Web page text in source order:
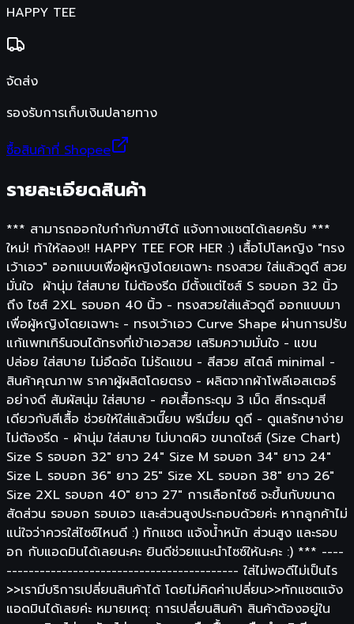
HAPPY TEE
จัดส่ง
รองรับการเก็บเงินปลายทาง
ซื้อสินค้าที่ Shopee
รายละเอียดสินค้า
*** สามารถออกใบกำกับภาษีได้ แจ้งทางแชตได้เลยครับ ***
ใหม่! ท้าให้ลอง!! HAPPY TEE FOR HER :) เสื้อโปโลหญิง "ทรง
เว้าเอว" ออกแบบเพื่อผู้หญิงโดยเฉพาะ ทรงสวย ใส่แล้วดูดี สวย
มั่นใจ ผ้านุ่ม ใส่สบาย ไม่ต้องรีด มีตั้งแต่ไซส์ S รอบอก 32 นิ้ว
ถึง ไซส์ 2XL รอบอก 40 นิ้ว - ทรงสวยใส่แล้วดูดี ออกแบบมา
เพื่อผู้หญิงโดยเฉพาะ - ทรงเว้าเอว Curve Shape ผ่านการปรับ
แก้แพทเทิร์นจนได้ทรงที่เข้าเอวสวย เสริมความมั่นใจ - แขน
ปล่อย ใส่สบาย ไม่อึดอัด ไม่รัดแขน - สีสวย สไตล์ minimal -
สินค้าคุณภาพ ราคาผู้ผลิตโดยตรง - ผลิตจากผ้าโพลีเอสเตอร์
อย่างดี สัมผัสนุ่ม ใส่สบาย - คอเสื้อกระดุม 3 เม็ด สีกระดุมสี
เดียวกับสีเสื้อ ช่วยให้ใส่แล้วเนี๊ยบ พรีเมี่ยม ดูดี - ดูแลรักษาง่าย
ไม่ต้องรีด - ผ้านุ่ม ใส่สบาย ไม่บาดผิว ขนาดไซส์ (Size Chart)
Size S รอบอก 32" ยาว 24" Size M รอบอก 34" ยาว 24"
Size L รอบอก 36" ยาว 25" Size XL รอบอก 38" ยาว 26"
Size 2XL รอบอก 40" ยาว 27" การเลือกไซซ์ จะขึ้นกับขนาด
สัดส่วน รอบอก รอบเอว และส่วนสูงประกอบด้วยค่ะ หากลูกค้าไม่
แน่ใจว่าควรใส่ไซซ์ไหนดี :) ทักแชต แจ้งน้ำหนัก ส่วนสูง และรอบ
อก กับแอดมินได้เลยนะคะ ยินดีช่วยแนะนำไซซ์ให้นะคะ :) *** ----
------------------------------------------ ใส่ไม่พอดีไม่เป็นไร
>>เรามีบริการเปลี่ยนสินค้าได้ โดยไม่คิดค่าเปลี่ยน>>ทักแชตแจ้ง
แอดมินได้เลยค่ะ หมายเหตุ: การเปลี่ยนสินค้า สินค้าต้องอยู่ใน